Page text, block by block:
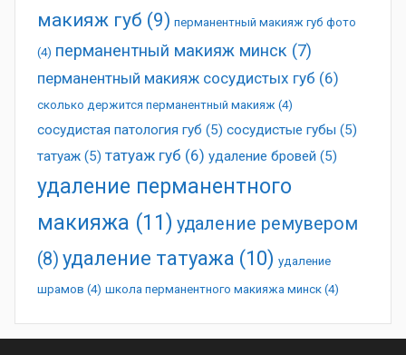
макияж губ (9) перманентный макияж губ фото
(4) перманентный макияж минск (7)
перманентный макияж сосудистых губ (6)
сколько держится перманентный макияж (4)
сосудистая патология губ (5) сосудистые губы (5)
татуаж (5) татуаж губ (6) удаление бровей (5)
удаление перманентного
макияжа (11) удаление ремувером
(8) удаление татуажа (10) удаление
шрамов (4) школа перманентного макияжа минск (4)